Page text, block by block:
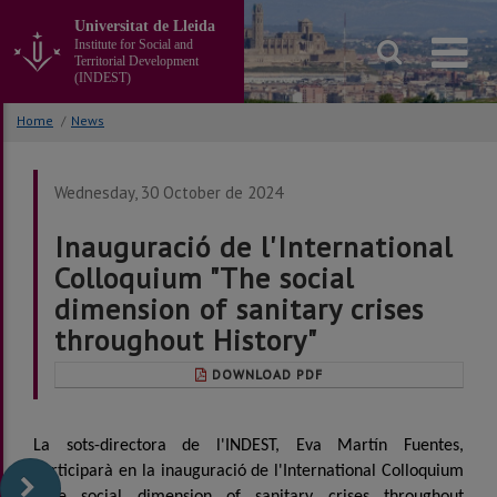
the
content
Universitat de Lleida
Institute for Social and
Territorial Development
(INDEST)
Home / News
Wednesday, 30 October de 2024
Inauguració de l'International
Colloquium "The social
dimension of sanitary crises
throughout History"
DOWNLOAD PDF
La sots-directora de l'INDEST, Eva Martín Fuentes,
participarà en la inauguració de l'International Colloquium